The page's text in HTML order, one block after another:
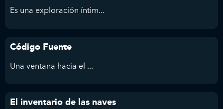
Esuna exploración íntim...
Código Fuente
Una ventana hacia el ...
El inventario de las naves